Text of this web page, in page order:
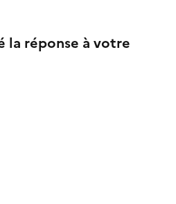
la réponse à votre